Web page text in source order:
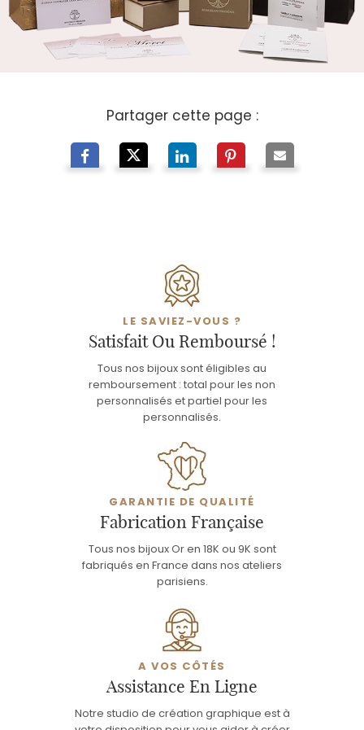
Partager cette page :
LE SAVIEZ-VOUS ?
Satisfait Ou Remboursé !
Tous nos bijoux sont éligibles au
remboursement : total pour les non
personnalisés et partiel pour les
personnalisés.
GARANTIE DE QUALITÉ
Fabrication Française
Tous nos bijoux Or en 18K ou 9K sont
fabriqués en France dans nos ateliers
parisiens.
A VOS CÔTÉS
Assistance En Ligne
Notre studio de création graphique est à